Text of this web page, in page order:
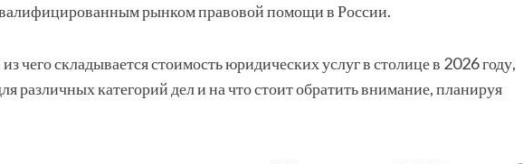
рынком правовой помощи в России.
чего складывается стоимость юридических услуг в столице в 2026 году,
различных категорий дел и на что стоит обратить внимание, планируя